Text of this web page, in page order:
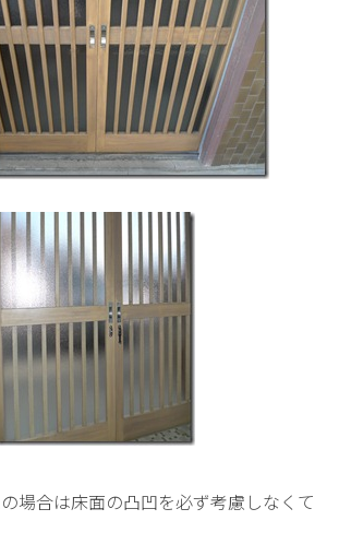
場合は床面の凸凹を必ず考慮しなくて